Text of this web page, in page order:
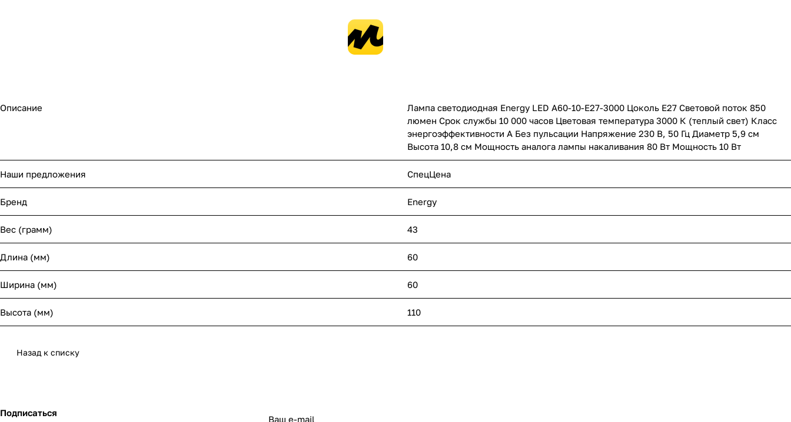
Описание
Лампа светодиодная Energy LED А60-10-E27-3000 Цоколь E27 Световой поток 850
люмен Срок службы 10 000 часов Цветовая температура 3000 К (теплый свет) Класс
энергоэффективности А Без пульсации Напряжение 230 В, 50 Гц Диаметр 5,9 см
Высота 10,8 см Мощность аналога лампы накаливания 80 Вт Мощность 10 Вт
Наши предложения СпецЦена
Бренд Energy
Вес (грамм) 43
Длина (мм) 60
Ширина (мм) 60
Высота (мм) 110
Назад к списку
Подписаться